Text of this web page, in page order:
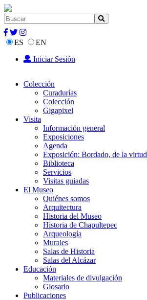
ES
EN
Iniciar Sesión
Colección
Curadurías
Colección
Gigapixel
Visita
Información general
Exposiciones
Agenda
Exposición: Bordado, de la virtud
Biblioteca
Servicios
Visitas guiadas
El Museo
Quiénes somos
Arquitectura
Historia del Museo
Historia de Chapultepec
Arqueología
Murales
Salas de Historia
Salas del Alcázar
Educación
Materiales de divulgación
Glosario
Publicaciones